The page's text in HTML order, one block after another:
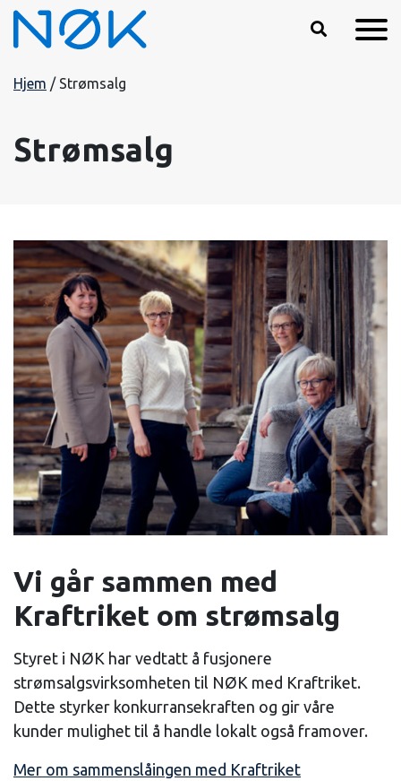
Hopp til hovedinnhold
Hjem / Strømsalg
Strømsalg
Vi går sammen med
Kraftriket om strømsalg
Styret i NØK har vedtatt å fusjonere
strømsalgsvirksomheten til NØK med Kraftriket.
Dette styrker konkurransekraften og gir våre
kunder mulighet til å handle lokalt også framover.
Mer om sammenslåingen med Kraftriket